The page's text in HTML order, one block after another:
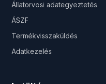
Állatorvosi adategyeztetés
ÁSZF
Termékvisszaküldés
Adatkezelés